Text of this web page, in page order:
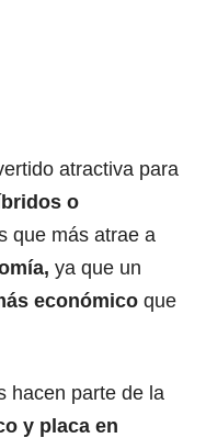
atractiva para
o
que más atrae a
ya que un
económico que
hacen parte de la
y placa en